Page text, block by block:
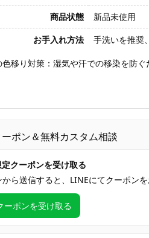
商品状態
新品未使用
お手入れ方法
手洗いを推奨
移り対策：湿気や汗での移染を防
ポン＆無料カスタム相談
クーポンを受け取る
ら送信すると、LINEにてクーポン
ーポンを受け取る